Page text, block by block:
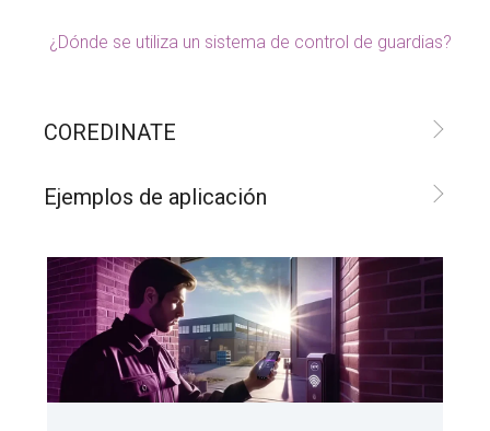
¿Dónde se utiliza un sistema de control de guardias?
COREDINATE
Ejemplos de aplicación